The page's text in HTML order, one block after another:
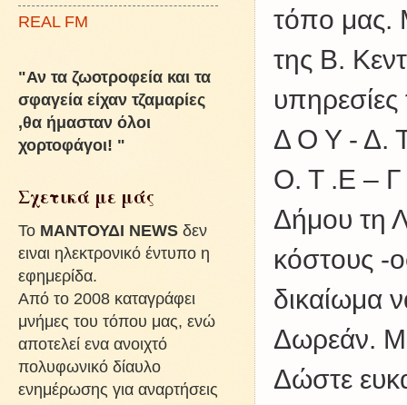
τόπο μας.
της Β.
Δ Ο Υ - Δ.
Ο. Τ .Ε – Γ
Δήμου τη
κόστους -
δικαίωμα
Δωρεάν.
Δώστε
REAL FM
"Αν τα ζωοτροφεία και τα
σφαγεία είχαν τζαμαρίες
,θα ήμασταν όλοι
χορτοφάγοι! "
Σχετικά με μάς
To ΜΑΝΤΟΥΔΙ NEWS δεν
ειναι ηλεκτρονικό έντυπο η
εφημερίδα.
Από το 2008 καταγράφει
μνήμες του τόπου μας, ενώ
αποτελεί ενα ανοιχτό
πολυφωνικό δίαυλο
ενημέρωσης για αναρτήσεις